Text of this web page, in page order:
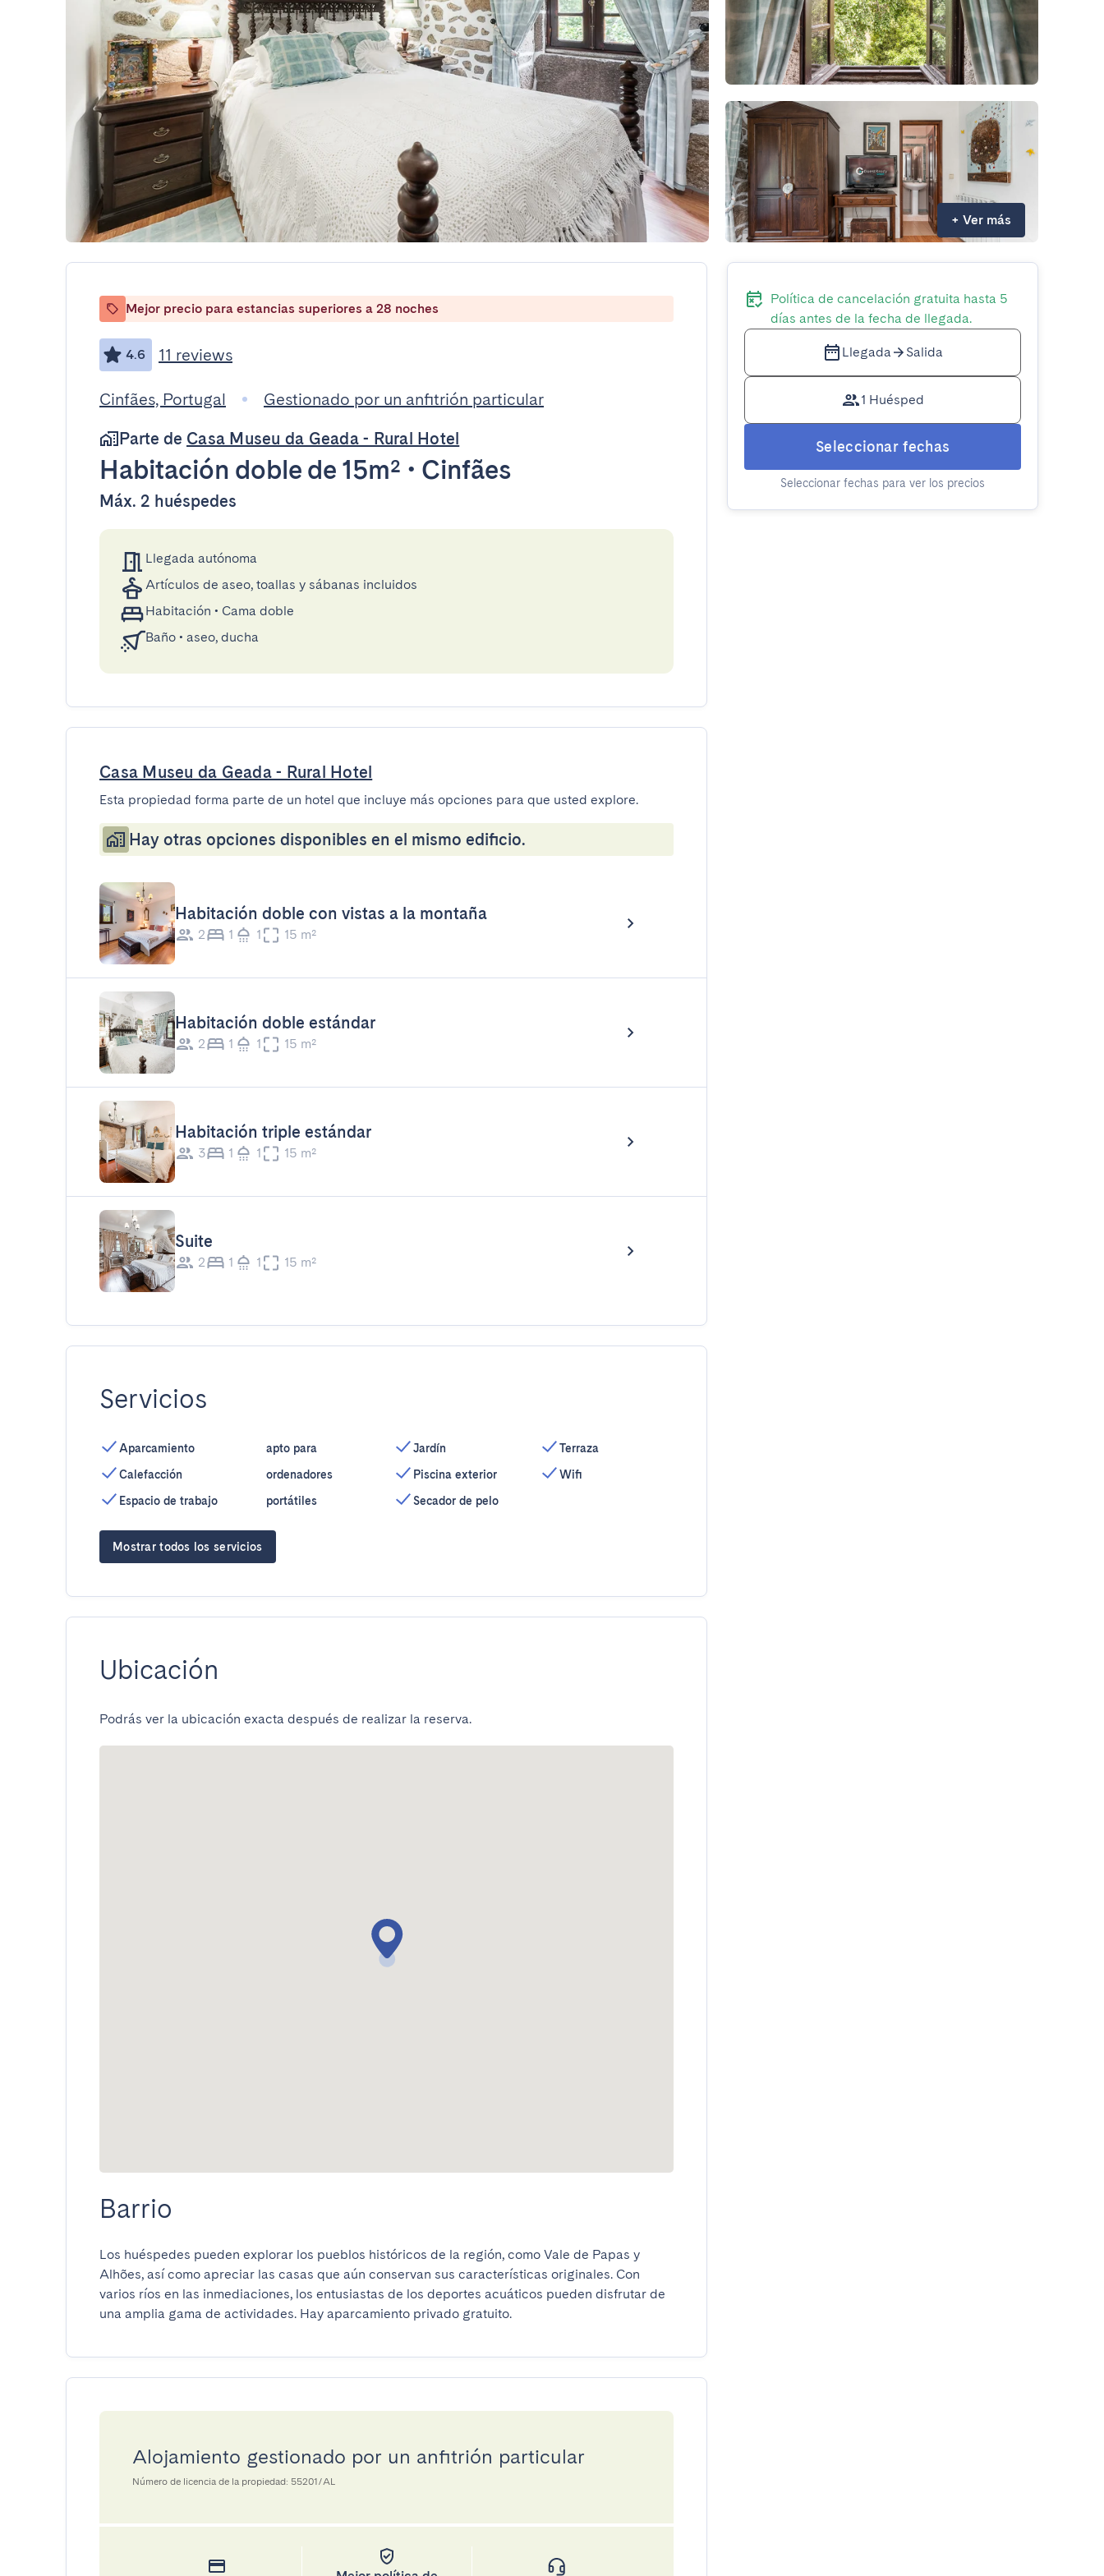
+ Ver más
Mejor precio para estancias superiores a 28 noches
4.6 11 reviews
Cinfães, Portugal
Gestionado por un anfitrión particular
Parte de Casa Museu da Geada - Rural Hotel
Habitación doble de 15m² • Cinfães
Máx. 2 huéspedes
Llegada autónoma
Artículos de aseo, toallas y sábanas incluidos
Habitación • Cama doble
Baño • aseo, ducha
Casa Museu da Geada - Rural Hotel
Esta propiedad forma parte de un hotel que incluye más opciones para que usted explore.
Hay otras opciones disponibles en el mismo edificio.
Habitación doble con vistas a la montaña
2 1 1 15 m²
Habitación doble estándar
2 1 1 15 m²
Habitación triple estándar
3 1 1 15 m²
Suite
2 1 1 15 m²
Servicios
Aparcamiento
Calefacción
Espacio de trabajo
apto para
ordenadores
portátiles
Jardín
Piscina exterior
Secador de pelo
Terraza
Wifi
Mostrar todos los servicios
Ubicación
Podrás ver la ubicación exacta después de realizar la reserva.
Barrio
Los huéspedes pueden explorar los pueblos históricos de la región, como Vale de Papas y
Alhões, así como apreciar las casas que aún conservan sus características originales. Con
varios ríos en las inmediaciones, los entusiastas de los deportes acuáticos pueden disfrutar de
una amplia gama de actividades. Hay aparcamiento privado gratuito.
Alojamiento gestionado por un anfitrión particular
Número de licencia de la propiedad: 55201/AL
Política de cancelación gratuita hasta 5
días antes de la fecha de llegada.
Llegada Salida
1 Huésped
Seleccionar fechas
Seleccionar fechas para ver los precios